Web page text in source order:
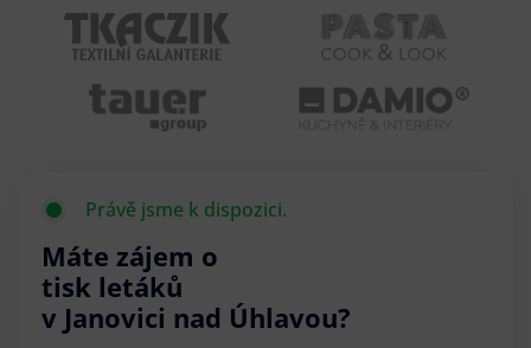
Právě jsme k dispozici.
Máte zájem o
tisk letáků
v Janovici nad Úhlavou?